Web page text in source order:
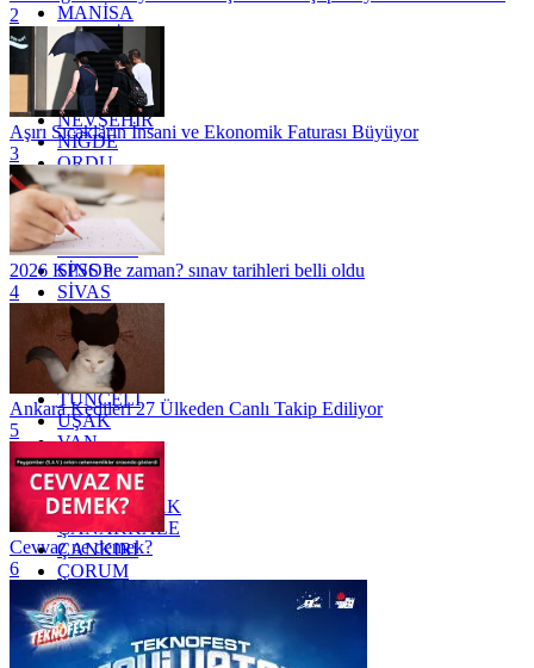
MANİSA
MARDİN
MERSİN
MUĞLA
MUŞ
NEVŞEHİR
NİĞDE
ORDU
OSMANİYE
RİZE
SAKARYA
SAMSUN
SİNOP
SİVAS
SİİRT
TEKİRDAĞ
TOKAT
TRABZON
TUNCELİ
UŞAK
VAN
YALOVA
YOZGAT
ZONGULDAK
ÇANAKKALE
ÇANKIRI
ÇORUM
İSTANBUL
İZMİR
ŞANLIURFA
ŞIRNAK
2
Aşırı Sıcakların İnsani ve Ekonomik Faturası Büyüyor
3
2026 KPSS ne zaman? sınav tarihleri belli oldu
4
Ankara Kedileri 27 Ülkeden Canlı Takip Ediliyor
5
Cevvaz ne demek?
6